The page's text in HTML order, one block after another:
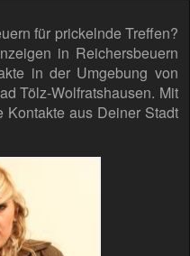
für prickelnde Treffen?
in Reichersbeuern
in der Umgebung von
Tölz-Wolfratshausen. Mit
aus Deiner Stadt